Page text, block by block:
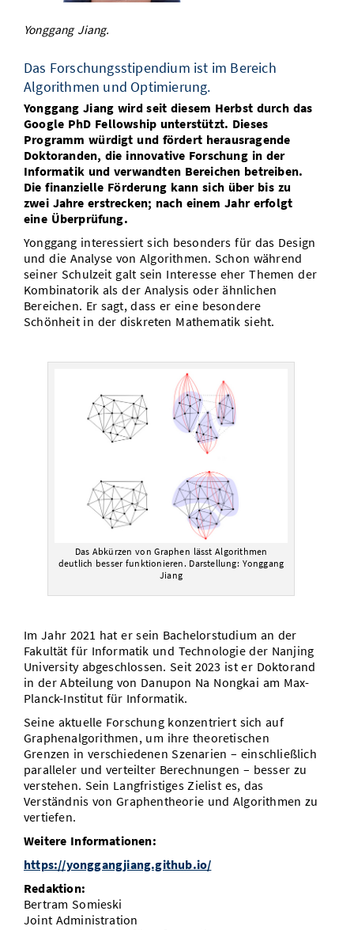
IT-Themenabend
Ranking
Preise, Auszeichnungen und Förderungen
Kontakt
SIC Merchandise
SIC Podcast
Anfahrt
AnsprechpartnerInnen, Personen, Forschungsgruppen
Termine, Vorträge und Veranstaltungen
Alumni
Yonggang Jiang.
Das Forschungsstipendium ist im Bereich
Algorithmen und Optimierung.
Yonggang Jiang wird seit diesem Herbst durch das
Google PhD Fellowship unterstützt. Dieses
Programm würdigt und fördert herausragende
Doktoranden, die innovative Forschung in der
Informatik und verwandten Bereichen betreiben.
Die finanzielle Förderung kann sich über bis zu
zwei Jahre erstrecken; nach einem Jahr erfolgt
eine Überprüfung.
Yonggang interessiert sich besonders für das Design
und die Analyse von Algorithmen. Schon während
seiner Schulzeit galt sein Interesse eher Themen der
Kombinatorik als der Analysis oder ähnlichen
Bereichen. Er sagt, dass er eine besondere
Schönheit in der diskreten Mathematik sieht.
Das Abkürzen von Graphen lässt Algorithmen
deutlich besser funktionieren. Darstellung: Yonggang
Jiang
Im Jahr 2021 hat er sein Bachelorstudium an der
Fakultät für Informatik und Technologie der Nanjing
University abgeschlossen. Seit 2023 ist er Doktorand
in der Abteilung von Danupon Na Nongkai am Max-
Planck-Institut für Informatik.
Seine aktuelle Forschung konzentriert sich auf
Graphenalgorithmen, um ihre theoretischen
Grenzen in verschiedenen Szenarien – einschließlich
paralleler und verteilter Berechnungen – besser zu
verstehen. Sein Langfristiges Zielist es, das
Verständnis von Graphentheorie und Algorithmen zu
vertiefen.
Weitere Informationen:
https://yonggangjiang.github.io/
Redaktion:
Bertram Somieski
Joint Administration